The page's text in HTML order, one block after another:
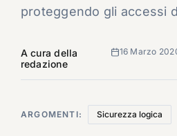
CHI SIAMO
proteggendo gli accessi
A cura della
redazione
16 Marzo
ARGOMENTI: Sicurezza logica